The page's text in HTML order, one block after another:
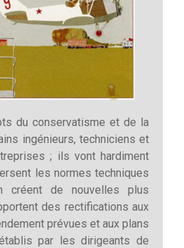
du conservatisme et de la
ingénieurs, techniciens et
; ils vont hardiment
les normes techniques
créent de nouvelles plus
des rectifications aux
prévues et aux plans
par les dirigeants de